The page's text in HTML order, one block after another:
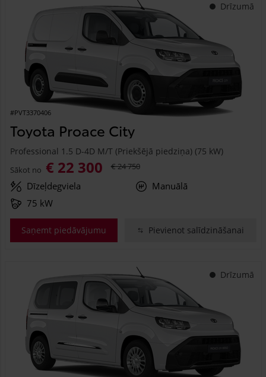
Drīzumā
#PVT3370406
Toyota Proace City
Professional 1.5 D-4D M/T (Priekšējā piedziņa) (75 kW)
Sākot no € 22 300 € 24 750
Dīzeļdegviela
Manuālā
75 kW
Saņemt piedāvājumu Pievienot salīdzināšanai
Drīzumā